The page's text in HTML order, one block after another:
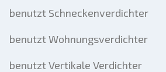
benutzt Schneckenverdichter
benutzt Wohnungsverdichter
benutzt Vertikale Verdichter